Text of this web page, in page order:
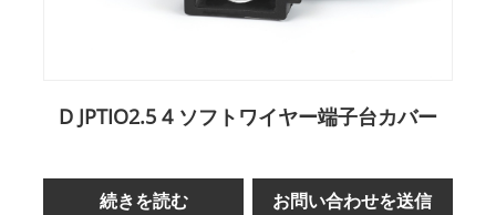
D JPTIO2.5 4 ソフトワイヤー端子台カバー
続きを読む お問い合わせを送信